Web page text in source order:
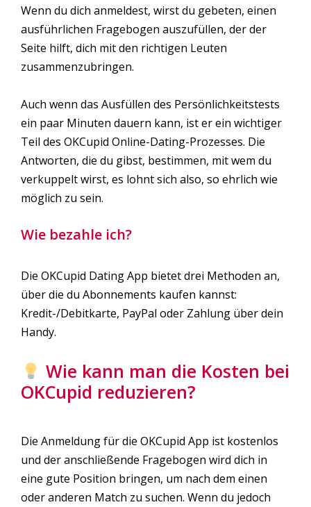
Wenn du dich anmeldest, wirst du gebeten, einen
ausführlichen Fragebogen auszufüllen, der der
Seite hilft, dich mit den richtigen Leuten
zusammenzubringen.
Auch wenn das Ausfüllen des Persönlichkeitstests
ein paar Minuten dauern kann, ist er ein wichtiger
Teil des OKCupid Online-Dating-Prozesses. Die
Antworten, die du gibst, bestimmen, mit wem du
verkuppelt wirst, es lohnt sich also, so ehrlich wie
möglich zu sein.
Wie bezahle ich?
Die OKCupid Dating App bietet drei Methoden an,
über die du Abonnements kaufen kannst:
Kredit-/Debitkarte, PayPal oder Zahlung über dein
Handy.
Wie kann man die Kosten bei
OKCupid reduzieren?
Die Anmeldung für die OKCupid App ist kostenlos
und der anschließende Fragebogen wird dich in
eine gute Position bringen, um nach dem einen
oder anderen Match zu suchen. Wenn du jedoch